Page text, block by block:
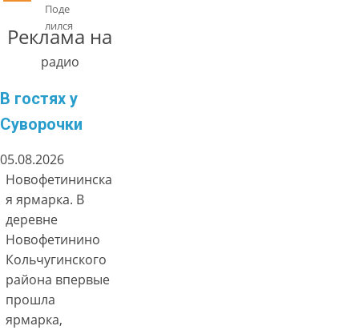
Поде
лился
Реклама на
радио
В гостях у
Суворочки
05.08.2026
Новофетининска
я ярмарка. В
деревне
Новофетинино
Кольчугинского
района впервые
прошла
ярмарка,